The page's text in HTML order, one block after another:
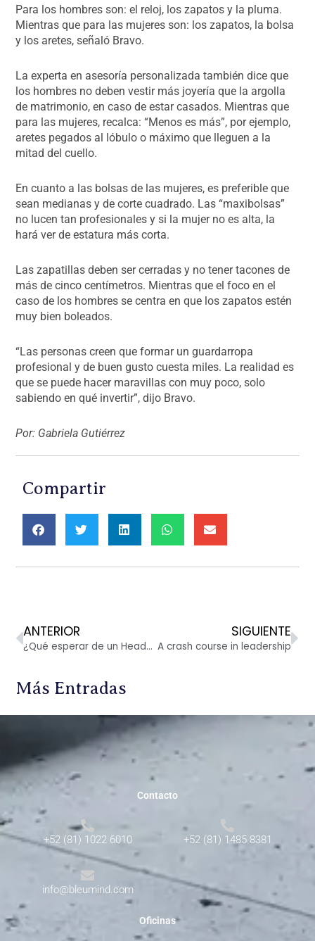
Para los hombres son: el reloj, los zapatos y la pluma.
Mientras que para las mujeres son: los zapatos, la bolsa
y los aretes, señaló Bravo.
La experta en asesoría personalizada también dice que
los hombres no deben vestir más joyería que la argolla
de matrimonio, en caso de estar casados. Mientras que
para las mujeres, recalca: “Menos es más”, por ejemplo,
aretes pegados al lóbulo o máximo que lleguen a la
mitad del cuello.
En cuanto a las bolsas de las mujeres, es preferible que
sean medianas y de corte cuadrado. Las “maxibolsas”
no lucen tan profesionales y si la mujer no es alta, la
hará ver de estatura más corta.
Las zapatillas deben ser cerradas y no tener tacones de
más de cinco centímetros. Mientras que el foco en el
caso de los hombres se centra en que los zapatos estén
muy bien boleados.
“Las personas creen que formar un guardarropa
profesional y de buen gusto cuesta miles. La realidad es
que se puede hacer maravillas con muy poco, solo
sabiendo en qué invertir”, dijo Bravo.
Por: Gabriela Gutiérrez
Compartir
Ant
ANTERIOR
¿Qué esperar de un Headhunter?
SIGUIENTE
A crash course in leadership
Más Entradas
Contacto
+52 (81) 1022 6010 +52 (81) 1485 8381
info@bleumind.com
Oficinas